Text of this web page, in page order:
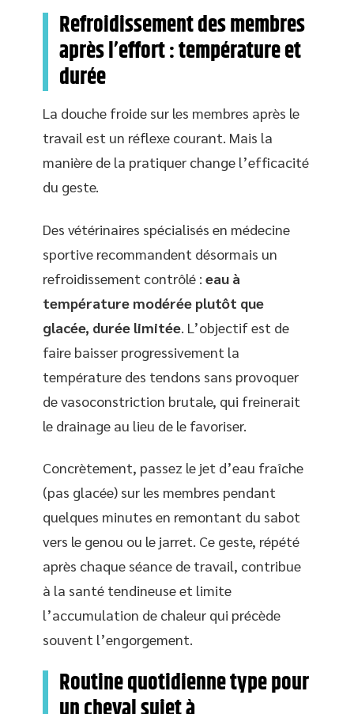
Refroidissement des membres
après l’effort : température et
durée
La douche froide sur les membres après le
travail est un réflexe courant. Mais la
manière de la pratiquer change l’efficacité
du geste.
Des vétérinaires spécialisés en médecine
sportive recommandent désormais un
refroidissement contrôlé : eau à
température modérée plutôt que
glacée, durée limitée. L’objectif est de
faire baisser progressivement la
température des tendons sans provoquer
de vasoconstriction brutale, qui freinerait
le drainage au lieu de le favoriser.
Concrètement, passez le jet d’eau fraîche
(pas glacée) sur les membres pendant
quelques minutes en remontant du sabot
vers le genou ou le jarret. Ce geste, répété
après chaque séance de travail, contribue
à la santé tendineuse et limite
l’accumulation de chaleur qui précède
souvent l’engorgement.
Routine quotidienne type pour